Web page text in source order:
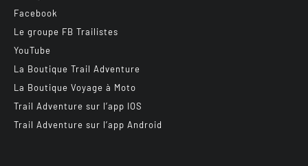
Facebook
Le groupe FB Trailistes
YouTube
La Boutique Trail Adventure
La Boutique Voyage à Moto
Trail Adventure sur l’app IOS
Trail Adventure sur l’app Android